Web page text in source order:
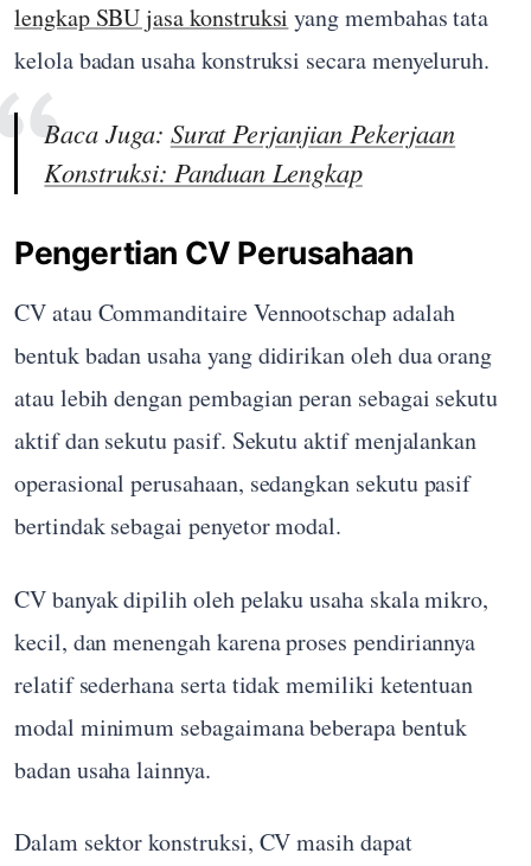
lengkap SBU jasa konstruksi yang membahas tata
kelola badan usaha konstruksi secara menyeluruh.
Baca Juga: Surat Perjanjian Pekerjaan
Konstruksi: Panduan Lengkap
Pengertian CV Perusahaan
CV atau Commanditaire Vennootschap adalah
bentuk badan usaha yang didirikan oleh dua orang
atau lebih dengan pembagian peran sebagai sekutu
aktif dan sekutu pasif. Sekutu aktif menjalankan
operasional perusahaan, sedangkan sekutu pasif
bertindak sebagai penyetor modal.
CV banyak dipilih oleh pelaku usaha skala mikro,
kecil, dan menengah karena proses pendiriannya
relatif sederhana serta tidak memiliki ketentuan
modal minimum sebagaimana beberapa bentuk
badan usaha lainnya.
Dalam sektor konstruksi, CV masih dapat